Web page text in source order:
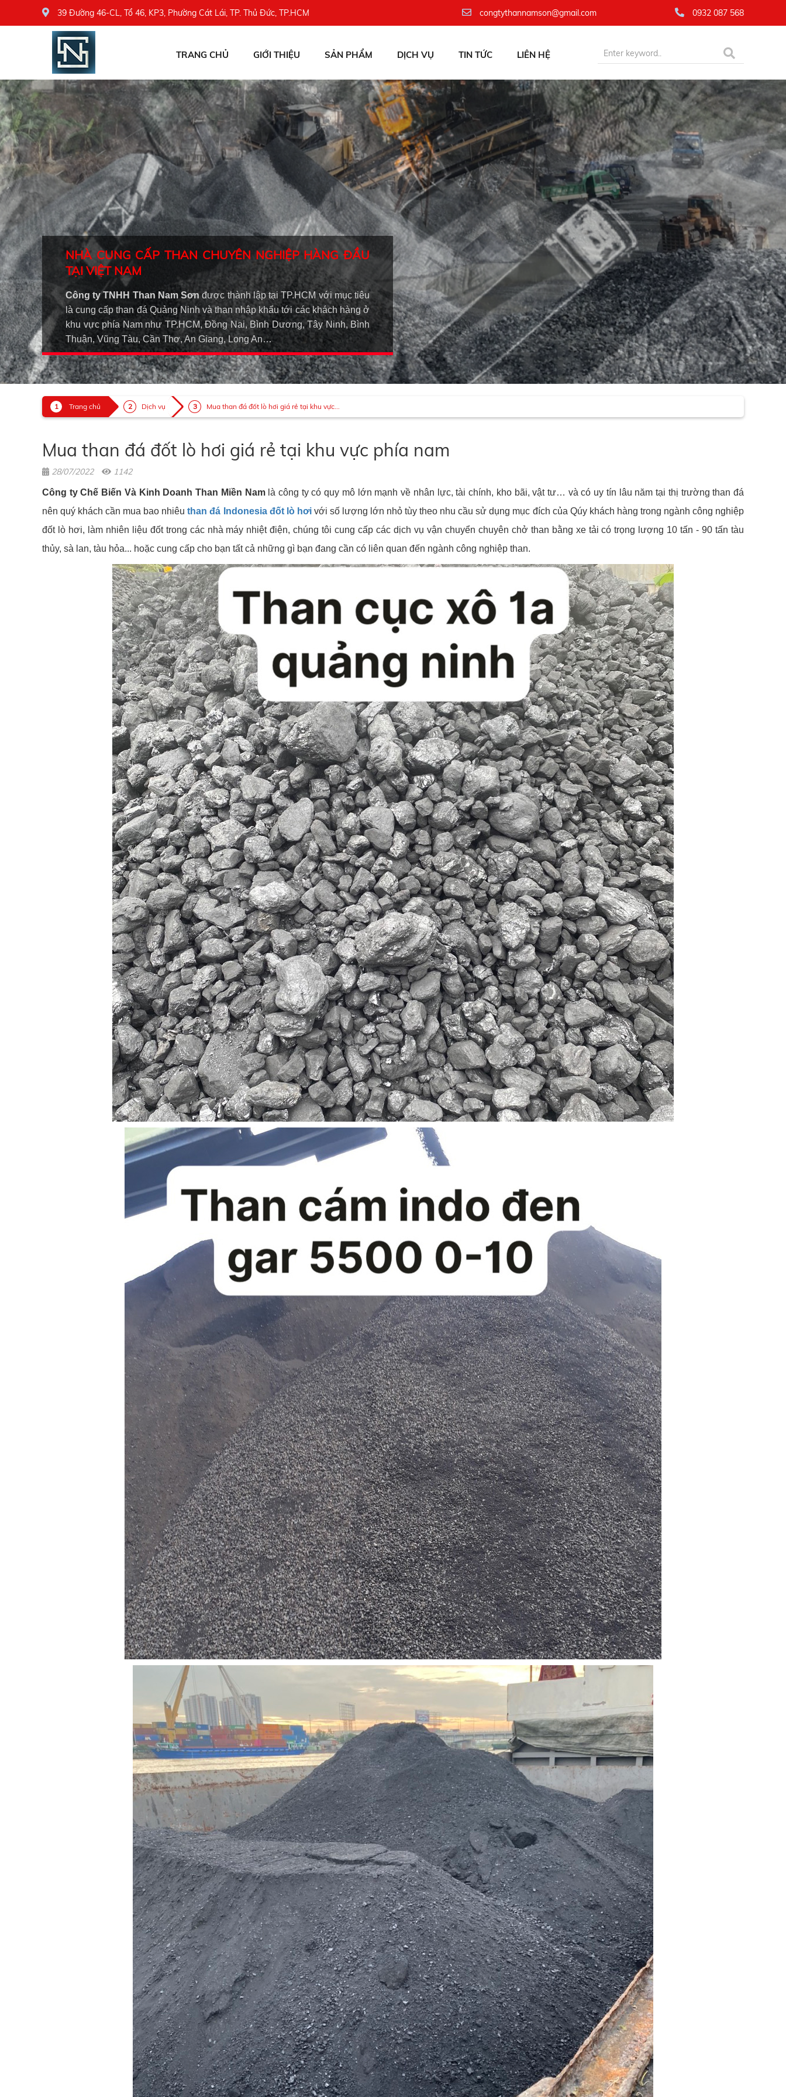
39 Đường 46-CL, Tổ 46, KP3, Phường Cát Lái, TP. Thủ Đức, TP.HCM congtythannamson@gmail.com 0932 087 568
TRANG CHỦ GIỚI THIỆU SẢN PHẨM DỊCH VỤ TIN TỨC LIÊN HỆ
NHÀ CUNG CẤP THAN CHUYÊN NGHIỆP HÀNG ĐẦU
TẠI VIỆT NAM
Công ty TNHH Than Nam Sơnđược thành lập tại TP.HCM với mục tiêu
là cung cấp than đá Quảng Ninh và than nhập khẩu tới các khách hàng ở
khu vực phía Nam như TP.HCM, Đồng Nai, Bình Dương, Tây Ninh, Bình
Thuận, Vũng Tàu, Cần Thơ, An Giang, Long An…
Trang chủ Dịch vụ Mua than đá đốt lò hơi giá rẻ tại khu vực...
Mua than đá đốt lò hơi giá rẻ tại khu vực phía nam
28/07/2022 1142
Công ty Chế Biến Và Kinh Doanh Than Miền Namlà công ty có quy mô lớn mạnh về nhân lực, tài chính, kho bãi, vật tư… và có uy tín lâu năm tại thị trường than đá
nên quý khách cần mua bao nhiêuthan đá Indonesia đốt lò hơivới số lượng lớn nhỏ tùy theo nhu cầu sử dụng mục đích của Qúy khách hàng trong ngành công nghiệp
đốt lò hơi, làm nhiên liệu đốt trong các nhà máy nhiệt điện, chúng tôi cung cấp các dịch vụ vận chuyển chuyên chở than bằng xe tải có trọng lượng 10 tấn - 90 tấn tàu
thủy, sà lan, tàu hỏa... hoặc cung cấp cho bạn tất cả những gì bạn đang cần có liên quan đến ngành công nghiệp than.